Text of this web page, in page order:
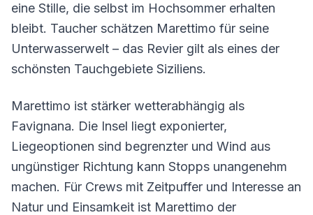
eine Stille, die selbst im Hochsommer erhalten
bleibt. Taucher schätzen Marettimo für seine
Unterwasserwelt – das Revier gilt als eines der
schönsten Tauchgebiete Siziliens.
Marettimo ist stärker wetterabhängig als
Favignana. Die Insel liegt exponierter,
Liegeoptionen sind begrenzter und Wind aus
ungünstiger Richtung kann Stopps unangenehm
machen. Für Crews mit Zeitpuffer und Interesse an
Natur und Einsamkeit ist Marettimo der